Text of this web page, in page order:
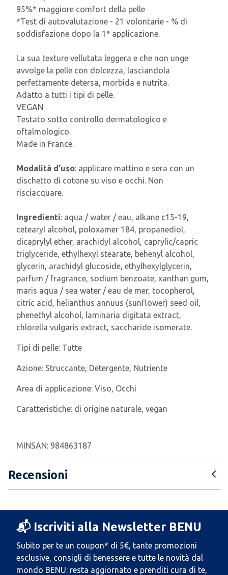
95%* maggiore comfort della pelle
*Test di autovalutazione - 21 volontarie - % di
soddisfazione dopo la 1ª applicazione.
La sua texture vellutata leggera e che non unge
avvolge la pelle con dolcezza, lasciandola
perfettamente detersa, morbida e nutrita.
Adatto a tutti i tipi di pelle.
VEGAN
Testato sotto controllo dermatologico e
oftalmologico.
Made in France.
Modalità d'uso: applicare mattino e sera con un
dischetto di cotone su viso e occhi. Non
risciacquare.
Ingredienti: aqua / water / eau, alkane c15-19,
cetearyl alcohol, poloxamer 184, propanediol,
dicaprylyl ether, arachidyl alcohol, caprylic/capric
triglyceride, ethylhexyl stearate, behenyl alcohol,
glycerin, arachidyl glucoside, ethylhexylglycerin,
parfum / fragrance, sodium benzoate, xanthan gum,
maris aqua / sea water / eau de mer, tocopherol,
citric acid, helianthus annuus (sunflower) seed oil,
phenethyl alcohol, laminaria digitata extract,
chlorella vulgaris extract, saccharide isomerate.
Tipi di pelle: Tutte
Azione: Struccante, Detergente, Nutriente
Area di applicazione: Viso, Occhi
Caratteristiche: di origine naturale, vegan
MINSAN: 984863187
Recensioni
📬 Iscriviti alla Newsletter BENU
Subito per te un coupon* di 5€, tante promozioni
esclusive, consigli di benessere e tutte le novità dal
mondo BENU: resta aggiornato e prenditi cura di te,